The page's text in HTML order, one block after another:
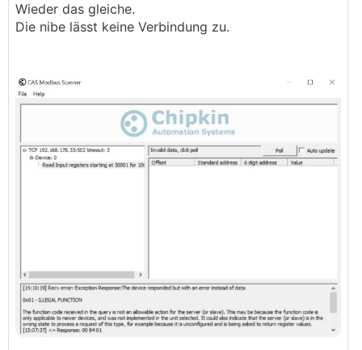
Wieder das gleiche.
Die nibe lässt keine Verbindung zu.